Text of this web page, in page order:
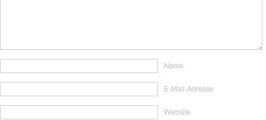
Name
E-Mail-Adresse
Website